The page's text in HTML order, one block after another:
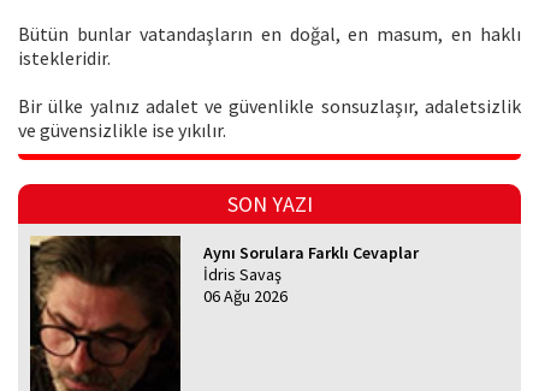
Bütün bunlar vatandaşların en doğal, en masum, en haklı
istekleridir.
Bir ülke yalnız adalet ve güvenlikle sonsuzlaşır, adaletsizlik
ve güvensizlikle ise yıkılır.
SON YAZI
Aynı Sorulara Farklı Cevaplar
İdris Savaş
06 Ağu 2026